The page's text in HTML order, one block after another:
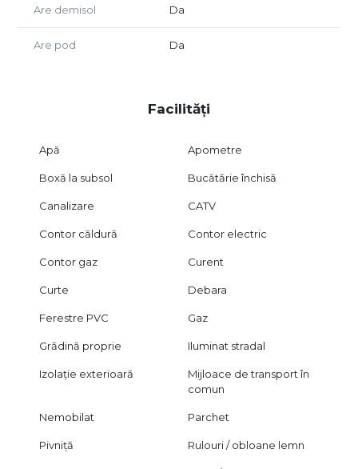
Are demisol Da
Are pod Da
Facilități
Apă Apometre
Boxă la subsol Bucătărie închisă
Canalizare CATV
Contor căldură Contor electric
Contor gaz Curent
Curte Debara
Ferestre PVC Gaz
Grădină proprie Iluminat stradal
Izolație exterioară
Mijloace de transport în
comun
Nemobilat Parchet
Pivniță Rulouri / obloane lemn